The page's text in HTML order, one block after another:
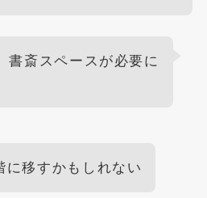
書斎スペースが必要に
に移すかもしれない